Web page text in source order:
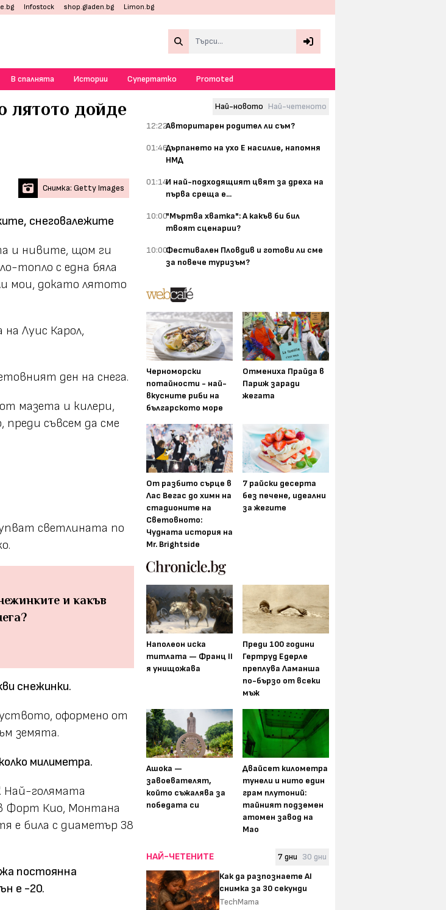
Infostock shop.gladen.bg Limon.bg
В спалнята Истории Супертатко Promoted
лятото дойде
Снимка: Getty Images
снеговалежите
и нивите, щом ги
топло с една бяла
мои, докато лятото
Луис Карол,
ден на снега.
мазета и килери,
съвсем да сме
светлината по
и какъв
снежинки.
оформено от
земята.
милиметра.
Най-голямата
Форт Кио, Монтана
е била с диаметър 38
постоянна
е -20.
Най-новото Най-четеното
12:22Авторитарен родител ли съм?
01:46Дърпането на ухо Е насилие, напомня
НМД
01:14И най-подходящият цвят за дреха на
първа среща е...
10:00"Мъртва хватка": А какъв би бил
твоят сценарии?
10:00Фестивален Пловдив и готови ли сме
за повече туризъм?
Черноморски
потайности - най-
вкусните риби на
българското море
Отмениха Прайда в
Париж заради
жегата
От разбито сърце в
Лас Вегас до химн на
стадионите на
Световното:
Чудната история на
Mr. Brightside
7 райски десерта
без печене, идеални
за жегите
Наполеон иска
титлата — Франц II
я унищожава
Преди 100 години
Гертруд Едерле
преплува Ламанша
по-бързо от всеки
мъж
Ашока —
завоевателят,
който съжалява за
победата си
Двайсет километра
тунели и нито един
грам плутоний:
тайният подземен
атомен завод на
Мао
НАЙ-ЧЕТЕНИТЕ 7 дни 30 дни
Как да разпознаете AI
снимка за 30 секунди
TechMama